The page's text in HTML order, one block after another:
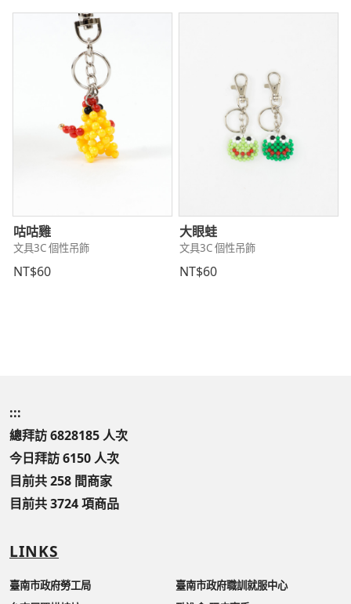
咕咕雞
文具3C 個性吊飾
NT$60
大眼蛙
文具3C 個性吊飾
NT$60
:::
總拜訪 6828185 人次
今日拜訪 6150 人次
目前共 258 間商家
目前共 3724 項商品
LINKS
臺南市政府勞工局
臺南市政府職訓就服中心